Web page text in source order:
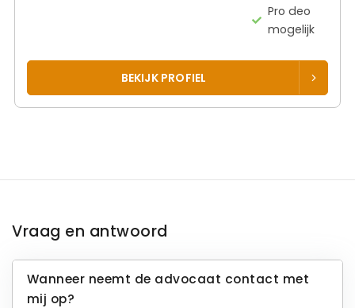
Pro deo
mogelijk
BEKIJK PROFIEL
Vraag en antwoord
Wanneer neemt de advocaat contact met
mij op?